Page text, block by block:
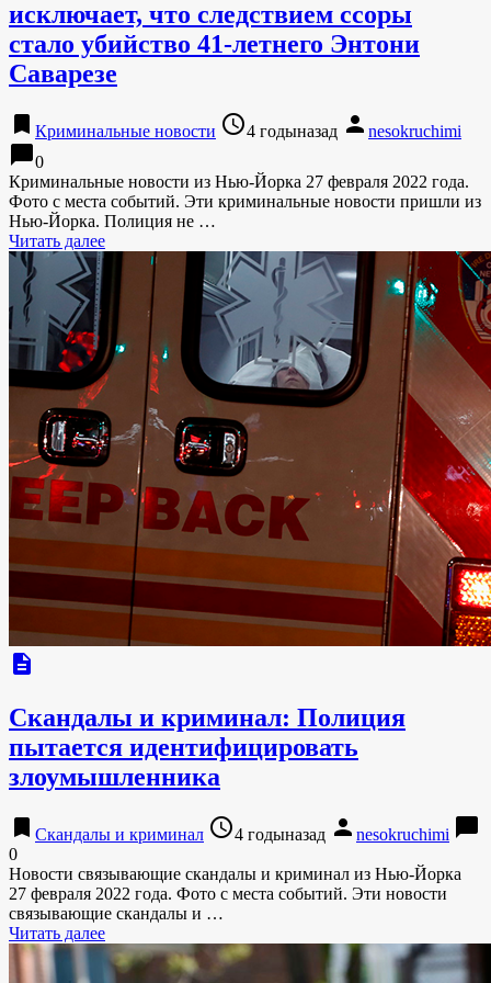
исключает, что следствием ссоры
стало убийство 41-летнего Энтони
Саварезе
bookmark Криминальные новости access_time4 годыназад person nesokruchimi
chat_bubble0
Криминальные новости из Нью-Йорка 27 февраля 2022 года.
Фото с места событий. Эти криминальные новости пришли из
Нью-Йорка. Полиция не …
Читать далее
description
Скандалы и криминал: Полиция
пытается идентифицировать
злоумышленника
bookmark Скандалы и криминал access_time4 годыназад person nesokruchimi chat_bubble
0
Новости связывающие скандалы и криминал из Нью-Йорка
27 февраля 2022 года. Фото с места событий. Эти новости
связывающие скандалы и …
Читать далее